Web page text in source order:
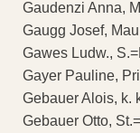
Gaudenzi Anna,
Gaugg Josef,
Gawes Ludw.,
Gayer Pauline,
Gebauer Alois, k.
Gebauer Otto,